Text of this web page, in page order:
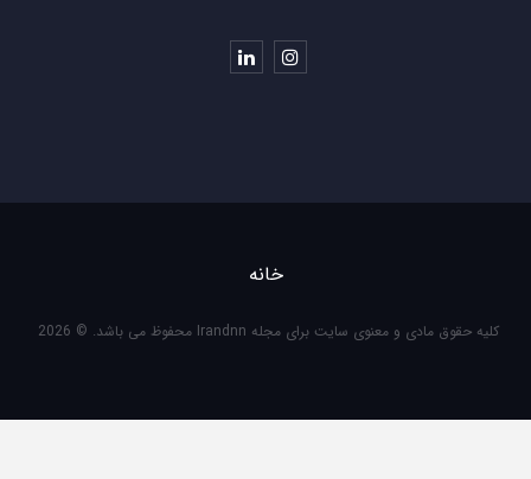
خانه
کلیه حقوق مادی و معنوی سایت برای مجله Irandnn محفوظ می باشد. © 2026